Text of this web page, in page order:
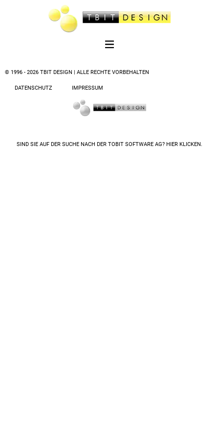
© 1996 - 2026 TBIT DESIGN | ALLE RECHTE VORBEHALTEN
DATENSCHUTZ IMPRESSUM
SIND SIE AUF DER SUCHE NACH DER TOBIT SOFTWARE AG? HIER KLICKEN.